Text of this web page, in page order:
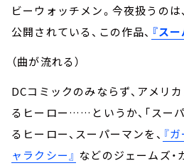
ビーウォッチメン。今夜扱うの
公開されている、この作品、 『ス
（曲が流れる）
DCコミックのみならず、アメリ
るヒーロー……というか、「スー
るヒーロー、スーパーマンを、 『
ャラクシー』 などのジェームズ・